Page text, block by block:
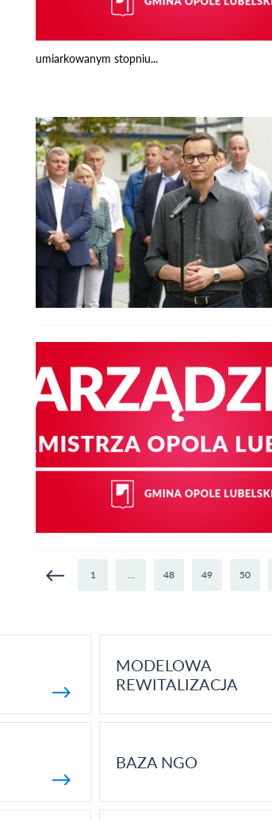
umiarkowanym stopniu...
Strony 1 … 48 49 50
MODELOWA
REWITALIZACJA
BAZA NGO